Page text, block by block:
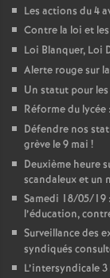
Les actions du 4
Contre la loi et
Loi Blanquer, Loi
Alerte rouge sur
Un statut pour
Réforme du
Défendre nos
grève le 9 mai !
Deuxième heure
scandaleux et un
Samedi 18/05/
l’éducation,
Surveillance des
syndiqués
L’intersyndicale